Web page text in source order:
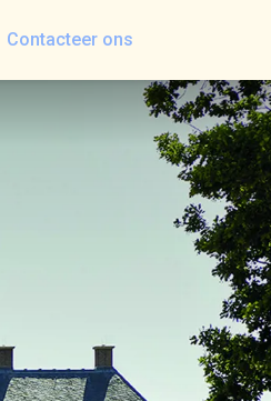
Contacteer ons